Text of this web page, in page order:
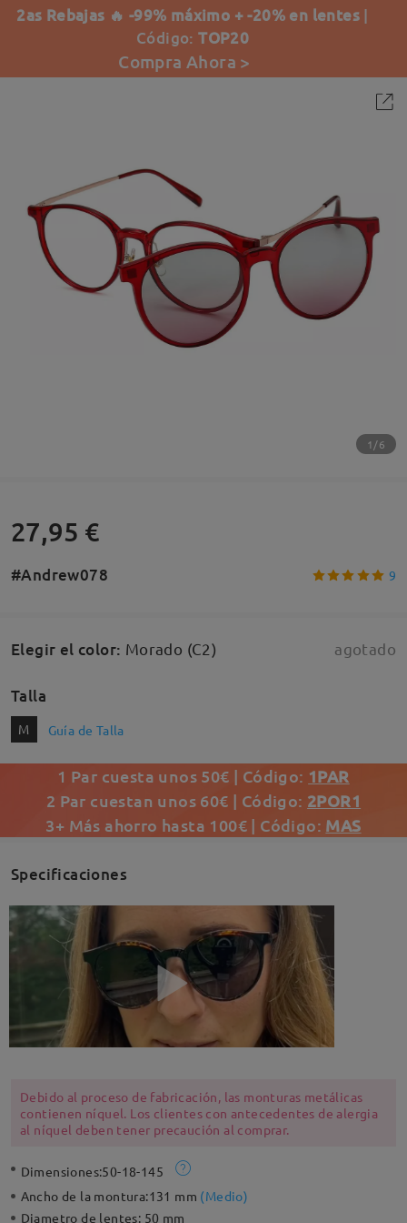
2as Rebajas 🔥 -99% máximo + -20% en lentes |
Código:TOP20
Compra Ahora >
1/6
27,95 €
#Andrew078 9
Elegir el color: Morado (C2) agotado
Talla
M Guía de Talla
1 Par cuesta unos 50€ | Código: 1PAR
2 Par cuestan unos 60€ | Código: 2POR1
3+ Más ahorro hasta 100€ | Código: MAS
Specificaciones
Debido al proceso de fabricación, las monturas metálicas
contienen níquel. Los clientes con antecedentes de alergia
al níquel deben tener precaución al comprar.
Dimensiones:50-18-145
Ancho de la montura:131 mm (Medio)
Diametro de lentes: 50 mm